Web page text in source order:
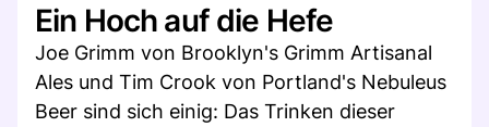
Ein Hoch auf die Hefe
Joe Grimm von Brooklyn's Grimm Artisanal
Ales und Tim Crook von Portland's Nebuleus
Beer sind sich einig: Das Trinken dieser